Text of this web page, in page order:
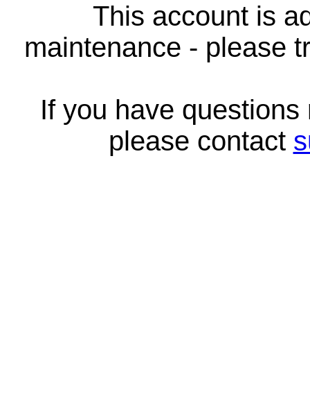
This account is
maintenance - please
If you have
please contact